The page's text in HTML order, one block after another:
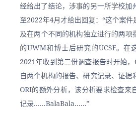
经给出了结论，涉事的另一所学校加
至2022年4月才给出回复：“这个案
及在两个不同的机构独立进行的两
的UWM和博士后研究的UCSF。在
2021年收到第二份调查报告时开始
自两个机构的报告、研究记录、证据
ORI的额外分析，该分析要求检查来
记录……BalaBala……”